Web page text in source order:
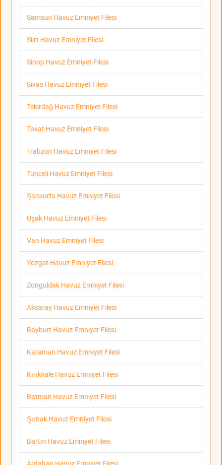
Samsun Havuz Emniyet Filesi
Siirt Havuz Emniyet Filesi
Sinop Havuz Emniyet Filesi
Sivas Havuz Emniyet Filesi
Tekirdağ Havuz Emniyet Filesi
Tokat Havuz Emniyet Filesi
Trabzon Havuz Emniyet Filesi
Tunceli Havuz Emniyet Filesi
Şanlıurfa Havuz Emniyet Filesi
Uşak Havuz Emniyet Filesi
Van Havuz Emniyet Filesi
Yozgat Havuz Emniyet Filesi
Zonguldak Havuz Emniyet Filesi
Aksaray Havuz Emniyet Filesi
Bayburt Havuz Emniyet Filesi
Karaman Havuz Emniyet Filesi
Kırıkkale Havuz Emniyet Filesi
Batman Havuz Emniyet Filesi
Şırnak Havuz Emniyet Filesi
Bartın Havuz Emniyet Filesi